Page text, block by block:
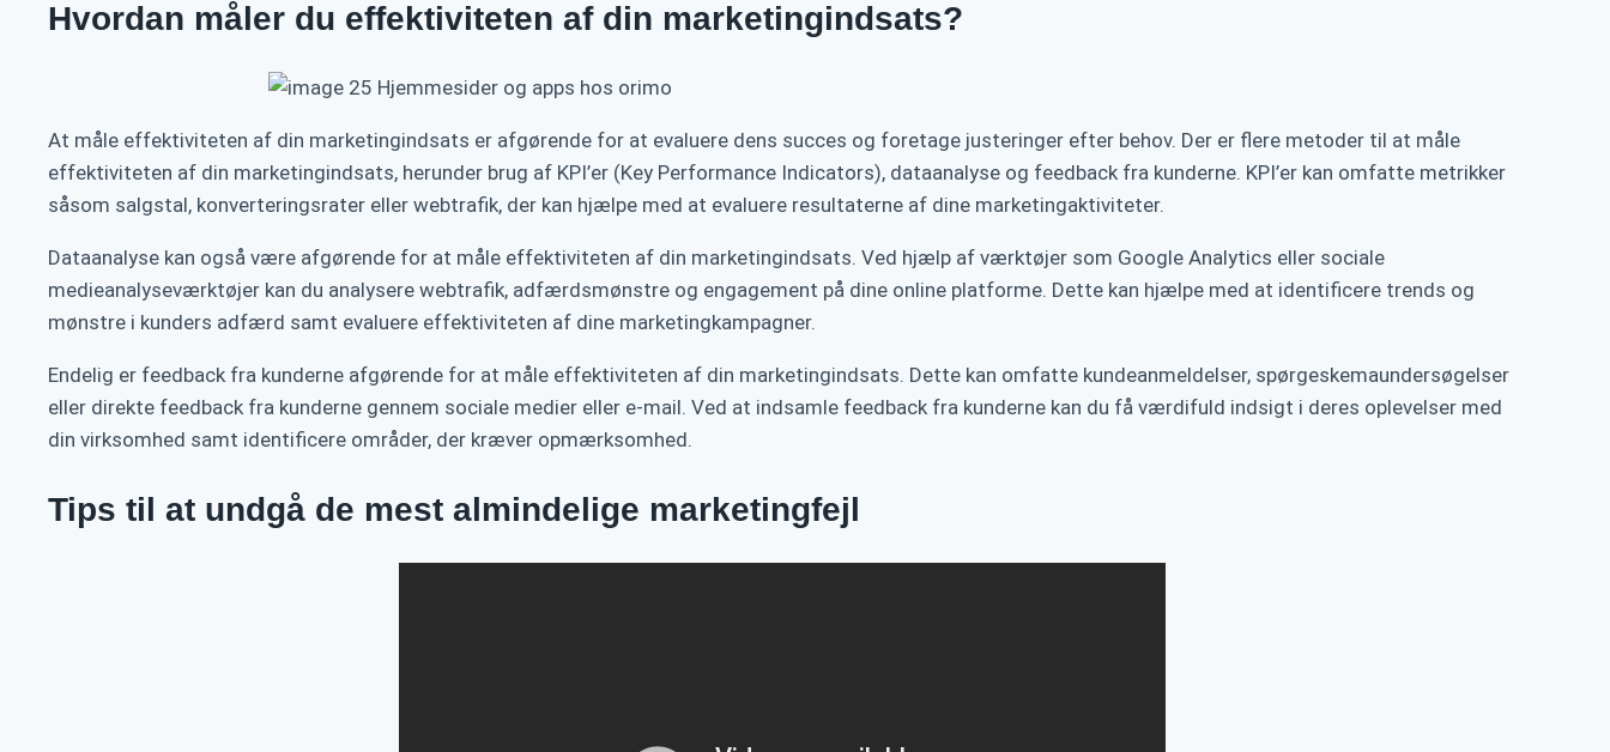
Hvordan måler du effektiviteten af din marketingindsats?
At måle effektiviteten af din marketingindsats er afgørende for at evaluere dens succes og foretage justeringer efter behov. Der er flere metoder til at måle
effektiviteten af din marketingindsats, herunder brug af KPI’er (Key Performance Indicators), dataanalyse og feedback fra kunderne. KPI’er kan omfatte metrikker
såsom salgstal, konverteringsrater eller webtrafik, der kan hjælpe med at evaluere resultaterne af dine marketingaktiviteter.
Dataanalyse kan også være afgørende for at måle effektiviteten af din marketingindsats. Ved hjælp af værktøjer som Google Analytics eller sociale
medieanalyseværktøjer kan du analysere webtrafik, adfærdsmønstre og engagement på dine online platforme. Dette kan hjælpe med at identificere trends og
mønstre i kunders adfærd samt evaluere effektiviteten af dine marketingkampagner.
Endelig er feedback fra kunderne afgørende for at måle effektiviteten af din marketingindsats. Dette kan omfatte kundeanmeldelser, spørgeskemaundersøgelser
eller direkte feedback fra kunderne gennem sociale medier eller e-mail. Ved at indsamle feedback fra kunderne kan du få værdifuld indsigt i deres oplevelser med
din virksomhed samt identificere områder, der kræver opmærksomhed.
Tips til at undgå de mest almindelige marketingfejl